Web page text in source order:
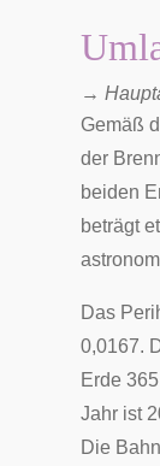
→
Gemäß
der
beiden
beträgt
Das
0,0167.
Erde
Jahr ist
Die